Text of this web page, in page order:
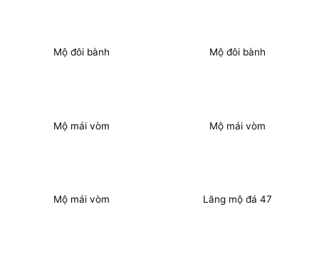
Mộ đôi bành Mộ đôi bành
Mộ mái vòm Mộ mái vòm
Mộ mái vòm Lăng mộ đá 47